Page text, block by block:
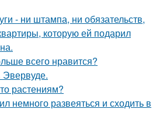
- ни штампа, ни обязательств,
которую ей подарил
всего нравится?
Эвервуде.
растениям?
немного развеяться и сходить в